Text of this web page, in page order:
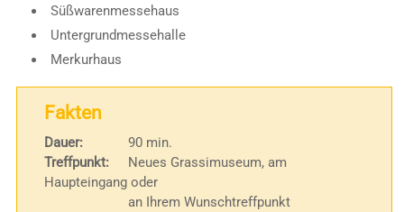
Süßwarenmessehaus
Untergrundmessehalle
Merkurhaus
Fakten
Dauer:
90 min.
Treffpunkt:
Neues Grassimuseum, am
Haupteingang oder
an Ihrem Wunschtreffpunkt